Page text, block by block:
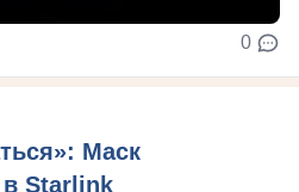
0
Маск
в Starlink